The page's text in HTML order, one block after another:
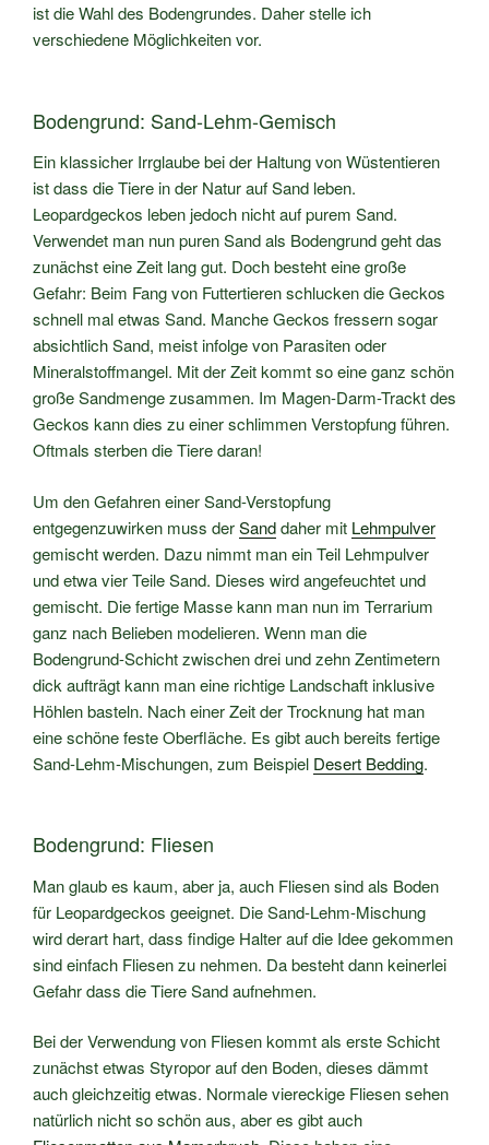
ist die Wahl des Bodengrundes. Daher stelle ich
verschiedene Möglichkeiten vor.
Bodengrund: Sand-Lehm-Gemisch
Ein klassicher Irrglaube bei der Haltung von Wüstentieren
ist dass die Tiere in der Natur auf Sand leben.
Leopardgeckos leben jedoch nicht auf purem Sand.
Verwendet man nun puren Sand als Bodengrund geht das
zunächst eine Zeit lang gut. Doch besteht eine große
Gefahr: Beim Fang von Futtertieren schlucken die Geckos
schnell mal etwas Sand. Manche Geckos fressern sogar
absichtlich Sand, meist infolge von Parasiten oder
Mineralstoffmangel. Mit der Zeit kommt so eine ganz schön
große Sandmenge zusammen. Im Magen-Darm-Trackt des
Geckos kann dies zu einer schlimmen Verstopfung führen.
Oftmals sterben die Tiere daran!
Um den Gefahren einer Sand-Verstopfung
entgegenzuwirken muss derSanddaher mit Lehmpulver
gemischt werden. Dazu nimmt man ein Teil Lehmpulver
und etwa vier Teile Sand. Dieses wird angefeuchtet und
gemischt. Die fertige Masse kann man nun im Terrarium
ganz nach Belieben modelieren. Wenn man die
Bodengrund-Schicht zwischen drei und zehn Zentimetern
dick aufträgt kann man eine richtige Landschaft inklusive
Höhlen basteln. Nach einer Zeit der Trocknung hat man
eine schöne feste Oberfläche. Es gibt auch bereits fertige
Sand-Lehm-Mischungen, zum Beispiel Desert Bedding.
Bodengrund: Fliesen
Man glaub es kaum, aber ja, auch Fliesen sind als Boden
für Leopardgeckos geeignet. Die Sand-Lehm-Mischung
wird derart hart, dass findige Halter auf die Idee gekommen
sind einfach Fliesen zu nehmen. Da besteht dann keinerlei
Gefahr dass die Tiere Sand aufnehmen.
Bei der Verwendung von Fliesen kommt als erste Schicht
zunächst etwas Styropor auf den Boden, dieses dämmt
auch gleichzeitig etwas. Normale viereckige Fliesen sehen
natürlich nicht so schön aus, aber es gibt auch